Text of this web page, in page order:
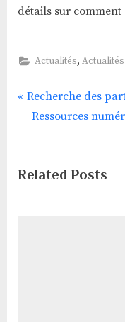
détails sur comment
Actualités,
Navigation
P
i
o
Recherche des
N
t
P
Ressources
Related Posts